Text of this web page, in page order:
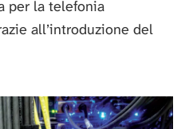
per la telefonia
all’introduzione del